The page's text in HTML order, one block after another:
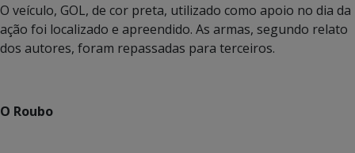
O veículo, GOL, de cor preta, utilizado como apoio no dia da
ação foi localizado e apreendido. As armas, segundo relato
dos autores, foram repassadas para terceiros.
O Roubo